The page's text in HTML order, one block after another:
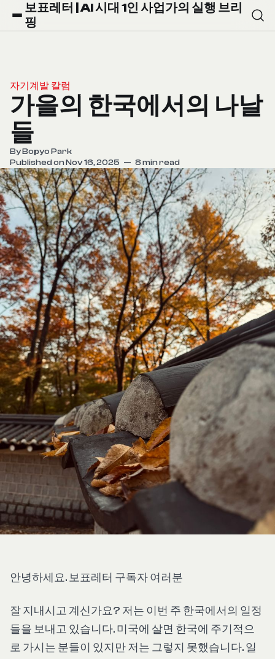
보표레터 | AI 시대 1인 사업가의 실행 브리
핑
자기계발 칼럼
가을의 한국에서의 나날
들
ByBopyo Park
Published on Nov 16, 2025 — 8 min read
안녕하세요. 보표레터 구독자 여러분
잘 지내시고 계신가요? 저는 이번 주 한국에서의 일정
들을 보내고 있습니다. 미국에 살면 한국에 주기적으
로 가시는 분들이 있지만 저는 그렇지 못했습니다. 일